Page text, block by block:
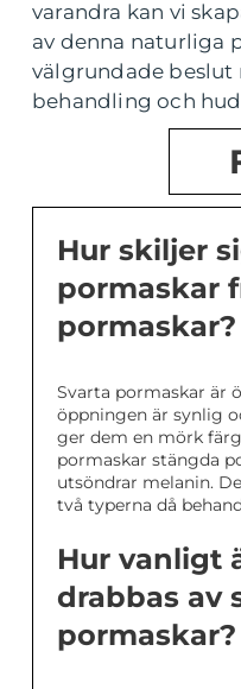
varandra kan vi
av denna naturliga
välgrundade beslut
behandling och
Hur skiljer
pormaskar
pormaskar?
Svarta pormaskar är
öppningen är synlig
ger dem en mörk
pormaskar stängda
utsöndrar melanin.
två typerna då
Hur vanligt
drabbas av
pormaskar?